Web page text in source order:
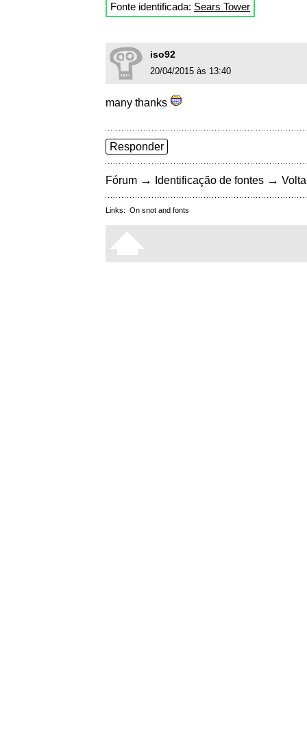
Fonte identificada: Sears Tower
iso92
20/04/2015 às 13:40
many thanks
Responder
Fórum → Identificação de fontes →
Links: On snot and fonts